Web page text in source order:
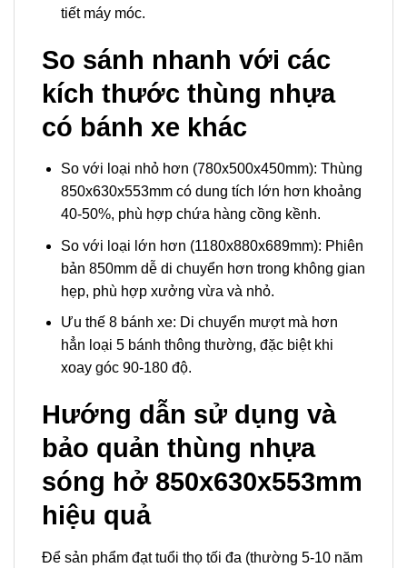
tiết máy móc.
So sánh nhanh với các
kích thước thùng nhựa
có bánh xe khác
So với loại nhỏ hơn (780x500x450mm): Thùng
850x630x553mm có dung tích lớn hơn khoảng
40-50%, phù hợp chứa hàng cồng kềnh.
So với loại lớn hơn (1180x880x689mm): Phiên
bản 850mm dễ di chuyển hơn trong không gian
hẹp, phù hợp xưởng vừa và nhỏ.
Ưu thế 8 bánh xe: Di chuyển mượt mà hơn
hẳn loại 5 bánh thông thường, đặc biệt khi
xoay góc 90-180 độ.
Hướng dẫn sử dụng và
bảo quản thùng nhựa
sóng hở 850x630x553mm
hiệu quả
Để sản phẩm đạt tuổi thọ tối đa (thường 5-10 năm